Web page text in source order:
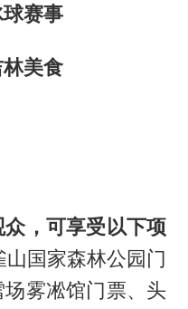
赛事
美食
，可享受以下项
山国家森林公园门
雾凇馆门票、头